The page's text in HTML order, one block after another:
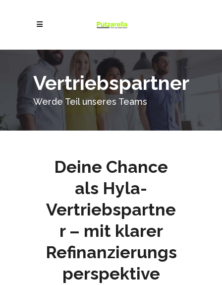
Vertriebspartner
Werde Teil unseres Teams
Deine Chance
als Hyla-
Vertriebspartne
r – mit klarer
Refinanzierungs
perspektive